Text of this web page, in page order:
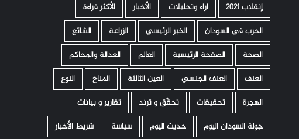
إنقلاب 2021
اراء وتحليلات الأخبار
الأكثر قراءة
الحرب في السودان
الخبر الرئيسي الزراعة
الشائع
الصحة
الصفحة الرئيسية العالم
العدالة والمحاكم
العنف
العنف الجنسي العين الثالثة المناخ
النوع
الهجرة
تحقيقات تحقّق و ترند
تقارير و بيانات
جولة السودان اليوم
حديث اليوم سياسة شريط الأخبار